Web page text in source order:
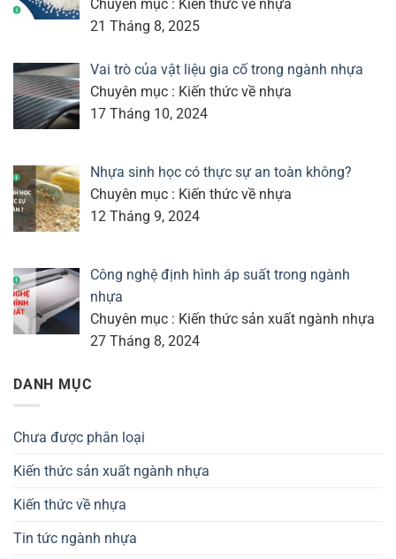
Chuyên mục : Kiến thức về nhựa
21 Tháng 8, 2025
Vai trò của vật liệu gia cố trong ngành nhựa
Chuyên mục : Kiến thức về nhựa
17 Tháng 10, 2024
Nhựa sinh học có thực sự an toàn không?
Chuyên mục : Kiến thức về nhựa
12 Tháng 9, 2024
Công nghệ định hình áp suất trong ngành
nhựa
Chuyên mục : Kiến thức sản xuất ngành nhựa
27 Tháng 8, 2024
DANH MỤC
Chưa được phân loại
Kiến thức sản xuất ngành nhựa
Kiến thức về nhựa
Tin tức ngành nhựa